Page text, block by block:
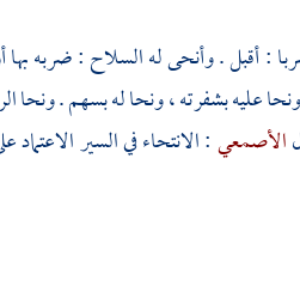
أقبل . وأنحى له السلاح : ضربه بها
عليه بشفرته ، ونحا له بسهم . ونحا
الأصمعي: الانتحاء في السير